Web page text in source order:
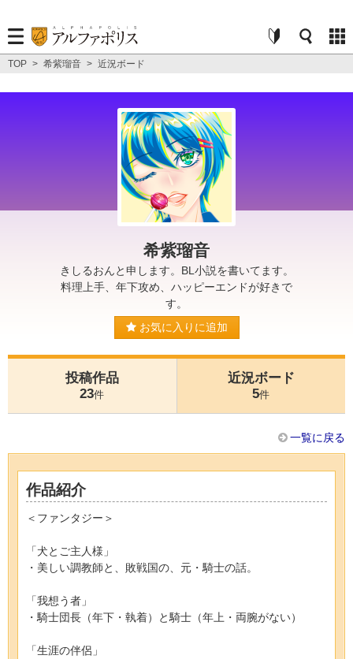
TOP > 希紫瑠音 > 近況ボード
希紫瑠音
きしるおんと申します。BL小説を書いてます。
料理上手、年下攻め、ハッピーエンドが好きで
す。
お気に入りに追加
投稿作品
23件
近況ボード
5件
一覧に戻る
作品紹介
＜ファンタジー＞
「犬とご主人様」
・美しい調教師と、敗戦国の、元・騎士の話。
「我想う者」
・騎士団長（年下・執着）と騎士（年上・両腕がない）
「生涯の伴侶」